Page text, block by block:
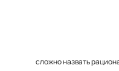
сложно назвать